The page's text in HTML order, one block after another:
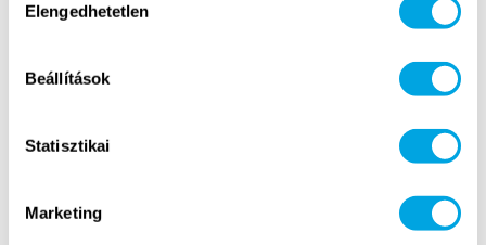
kiválasztása
Elengedhetetlen
Beállítások
Statisztikai
Marketing